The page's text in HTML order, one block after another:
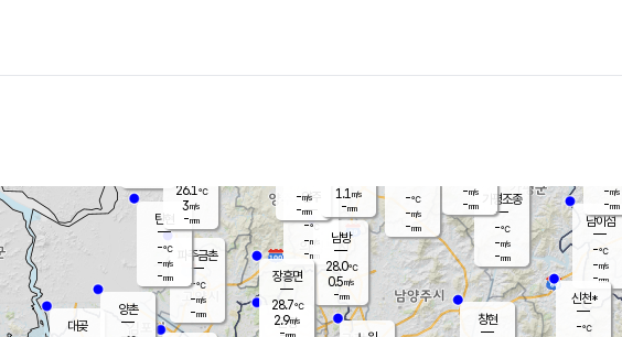
남이섬
-℃
-m/s
-mm
양주
-℃
-m/s
-mm
-m/s
-mm
파주금촌
-℃
-m/s
-mm
가평조종
-℃
-m/s
-mm
-℃
-m/s
-mm
대곶
신천*
-℃
창현
탄현
-℃
-m/s
-mm
-m/s
-mm
양촌
은평
남방
28.0℃
0.5m/s
-mm
장흥면
28.7℃
2.9m/s
-mm
-m/s
-mm
26.1℃
3m/s
-mm
1.1 m/s
-mm